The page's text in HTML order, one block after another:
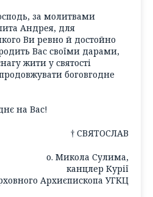
за молитвами
Андрея, для
Ви ревно й достойно
Вас своїми дарами,
жити у святості
боговгодне
на Вас!
† СВЯТОСЛАВ
о. Микола Сулима,
канцлер Курії
Архиєпископа УГКЦ